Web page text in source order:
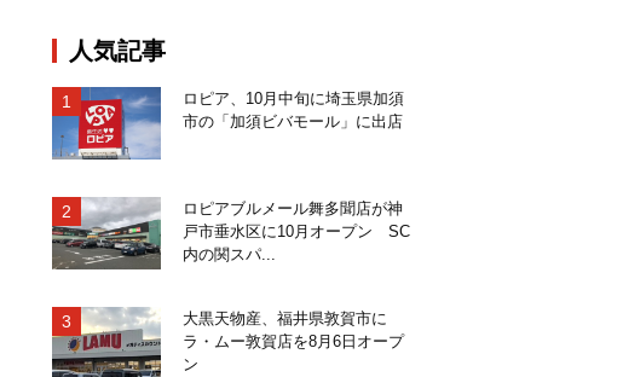
人気記事
ロピア、10月中旬に埼玉県加須
市の「加須ビバモール」に出店
ロピアブルメール舞多聞店が神
戸市垂水区に10月オープン SC
内の関スパ...
大黒天物産、福井県敦賀市に
ラ・ムー敦賀店を8月6日オープ
ン